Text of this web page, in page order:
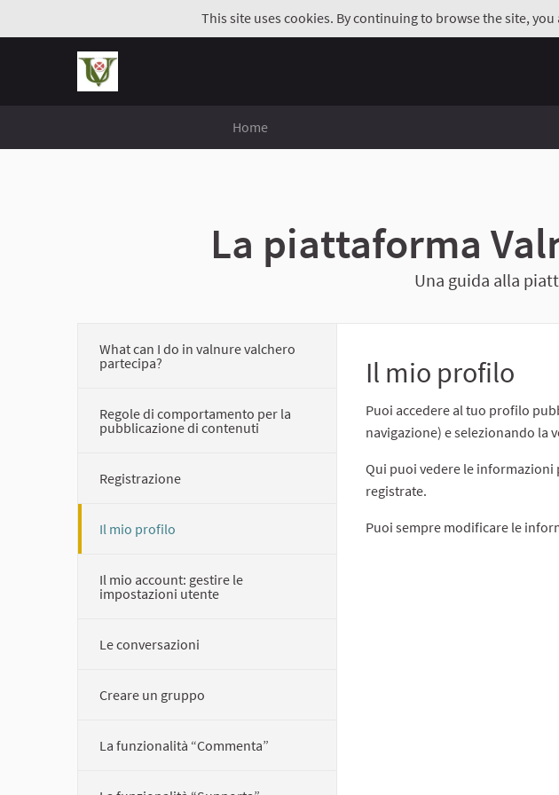
This site uses cookies. By continuing to browse the site,
Home
La piattaforma
Una guida alla
What can I do in valnure valchero
partecipa?
Regole di comportamento per la
pubblicazione di contenuti
Registrazione
Il mio profilo
Il mio account: gestire le
impostazioni utente
Le conversazioni
Creare un gruppo
La funzionalità “Commenta”
Il mio profilo
Puoi accedere al tuo profilo
navigazione) e selezionando la
Qui puoi vedere le informazioni
registrate.
Puoi sempre modificare le